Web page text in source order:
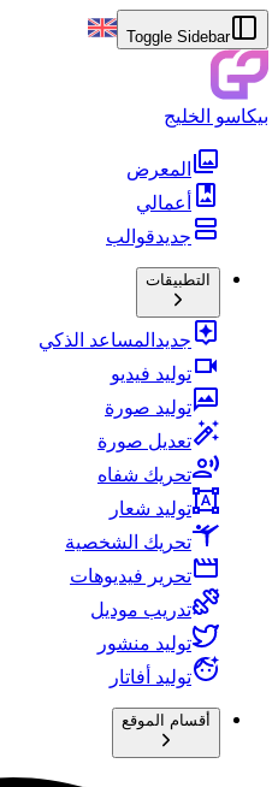
Toggle Sidebar
بيكاسو الخليج
المعرض
أعمالي
جديدقوالب
التطبيقات
جديد المساعد الذكي
توليد فيديو
توليد صورة
تعديل صورة
تحريك شفاه
توليد شعار
تحريك الشخصية
تحرير فيديوهات
تدريب موديل
توليد منشور
توليد أفاتار
أقسام الموقع